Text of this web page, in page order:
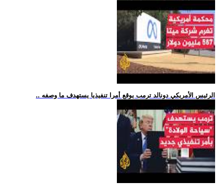
.. الرئيس الأمريكي دونالد ترمب يوقع أمرا تنفيذيا يستهدف ما وصفه